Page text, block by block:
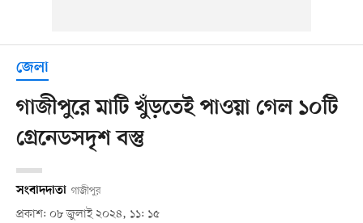
জেলা
গাজীপুরে মাটি খুঁড়তেই পাওয়া গেল ১০টি
গ্রেনেডসদৃশ বস্তু
সংবাদদাতা গাজীপুর
প্রকাশ: ০৮ জুলাই ২০২৪, ১১: ১৫